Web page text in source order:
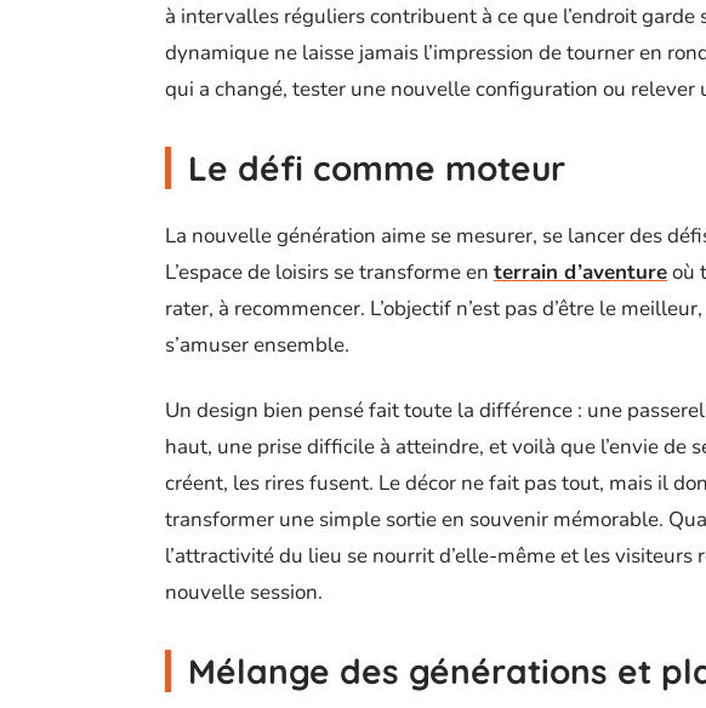
à intervalles réguliers contribuent à ce que l’endroit garde
dynamique ne laisse jamais l’impression de tourner en
qui a changé, tester une nouvelle configuration ou relever
Le défi comme moteur
La nouvelle génération aime se mesurer, se lancer des
L’espace de loisirs se transforme en terrain d’aventureoù
rater, à recommencer. L’objectif n’est pas d’être le
s’amuser ensemble.
Un design bien pensé fait toute la différence : une
haut, une prise difficile à atteindre, et voilà que l’envie de
créent, les rires fusent. Le décor ne fait pas tout, mais il
transformer une simple sortie en souvenir mémorable.
l’attractivité du lieu se nourrit d’elle-même et les
nouvelle session.
Mélange des générations et